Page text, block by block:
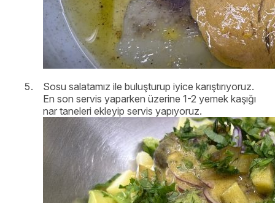
Sosu salatamız ile buluşturup iyice karıştırıyoruz.
En son servis yaparken üzerine 1-2 yemek kaşığı
nar taneleri ekleyip servis yapıyoruz.